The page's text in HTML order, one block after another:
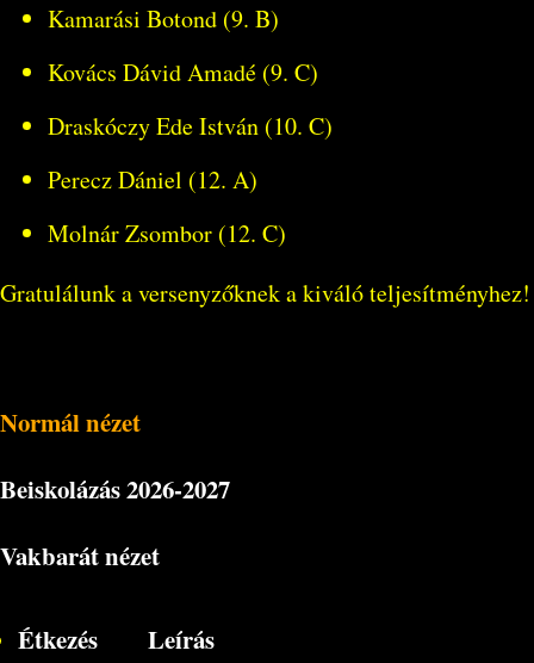
Kamarási Botond (9. B)
Kovács Dávid Amadé (9. C)
Draskóczy Ede István (10. C)
Perecz Dániel (12. A)
Molnár Zsombor (12. C)
Gratulálunk a versenyzőknek a kiváló teljesítményhez!
Normál nézet
Beiskolázás2026-2027
Vakbarát nézet
Étkezés Leírás